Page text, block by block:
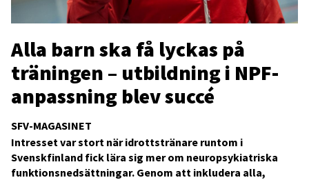
SFV-MAGASINET
Alla barn ska få lyckas på
träningen – utbildning i NPF-
anpassning blev succé
Intresset var stort när idrottstränare runtom i
Svenskfinland fick lära sig mer om neuropsykiatriska
funktionsnedsättningar. Genom att inkludera alla,